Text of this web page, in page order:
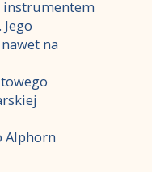
instrumentem
na
Alphorn